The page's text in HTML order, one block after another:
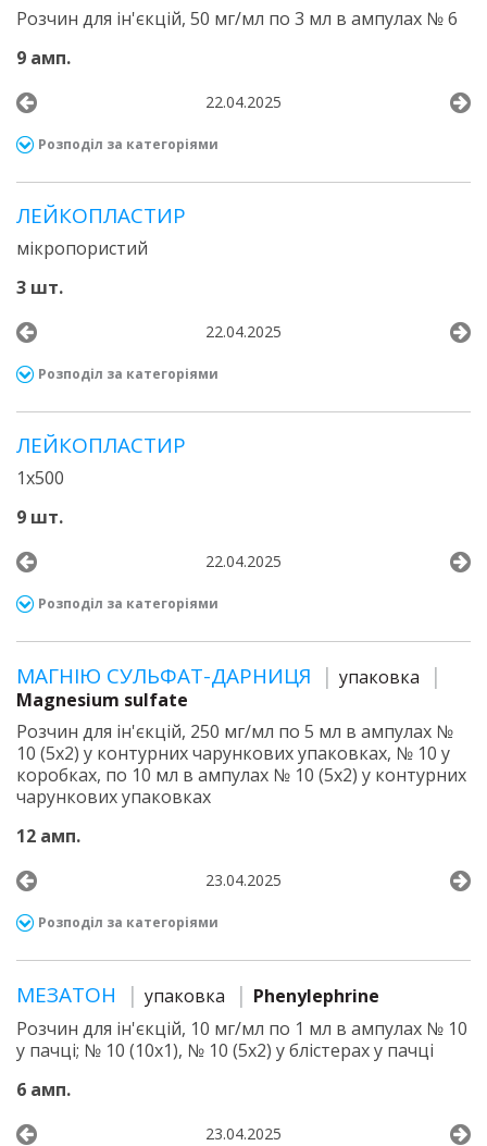
Розчин для ін'єкцій, 50 мг/мл по 3 мл в ампулах № 6
9 амп.
22.04.2025
Розподіл за категоріями
ЛЕЙКОПЛАСТИР
мікропористий
3 шт.
22.04.2025
Розподіл за категоріями
ЛЕЙКОПЛАСТИР
1х500
9 шт.
22.04.2025
Розподіл за категоріями
МАГНІЮ СУЛЬФАТ-ДАРНИЦЯ
упаковка
Magnesium sulfate
Розчин для ін'єкцій, 250 мг/мл по 5 мл в ампулах №
10 (5х2) у контурних чарункових упаковках, № 10 у
коробках, по 10 мл в ампулах № 10 (5х2) у контурних
чарункових упаковках
12 амп.
23.04.2025
Розподіл за категоріями
МЕЗАТОН упаковка
Phenylephrine
Розчин для ін'єкцій, 10 мг/мл по 1 мл в ампулах № 10
у пачці; № 10 (10х1), № 10 (5х2) у блістерах у пачці
6 амп.
23.04.2025